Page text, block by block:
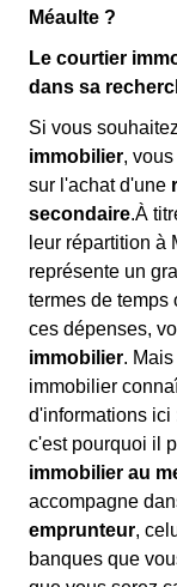
Méaulte ?
Le courtier
dans sa
Si vous souhaitez
immobilier,
sur l'achat d'une
secondaire.À
leur répartition à
représente un
termes de temps
ces dépenses,
immobilier.
immobilier
d'informations ici
c'est pourquoi il
immobilier au
accompagne
emprunteur,
banques que